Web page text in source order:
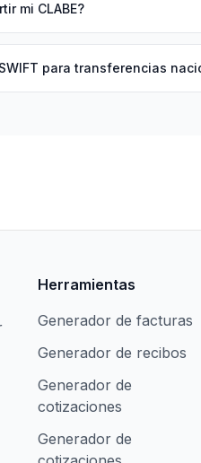
mi CLABE?
para transferencias
Herramientas
Generador de facturas
Generador de recibos
Generador de
cotizaciones
Generador de